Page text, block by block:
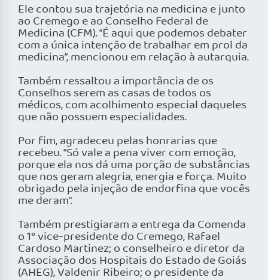
Ele contou sua trajetória na medicina e junto
ao Cremego e ao Conselho Federal de
Medicina (CFM). “É aqui que podemos debater
com a única intenção de trabalhar em prol da
medicina”, mencionou em relação à autarquia.
Também ressaltou a importância de os
Conselhos serem as casas de todos os
médicos, com acolhimento especial daqueles
que não possuem especialidades.
Por fim, agradeceu pelas honrarias que
recebeu. “Só vale a pena viver com emoção,
porque ela nos dá uma porção de substâncias
que nos geram alegria, energia e força. Muito
obrigado pela injeção de endorfina que vocês
me deram”.
Também prestigiaram a entrega da Comenda
o 1° vice-presidente do Cremego, Rafael
Cardoso Martinez; o conselheiro e diretor da
Associação dos Hospitais do Estado de Goiás
(AHEG), Valdenir Ribeiro; o presidente da